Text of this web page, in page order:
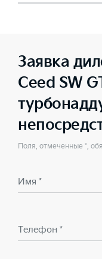
Заявка
Ceed SW
Поля, отмеченные *,
Имя *
Телефон *